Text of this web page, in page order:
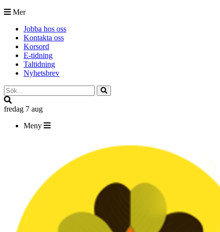
Mer
Jobba hos oss
Kontakta oss
Korsord
E-tidning
Taltidning
Nyhetsbrev
fredag 7 aug
Meny